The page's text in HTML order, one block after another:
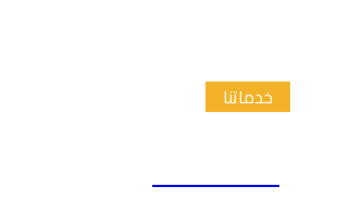
خدماتنا
إعداد الاطار